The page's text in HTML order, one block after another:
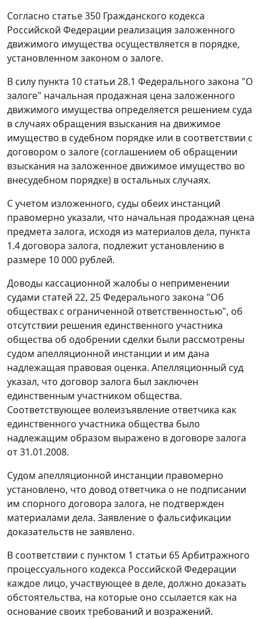
Согласно статье 350 Гражданского кодекса
Российской Федерации реализация заложенного
движимого имущества осуществляется в порядке,
установленном законом о залоге.
В силу пункта 10 статьи 28.1 Федерального закона "О
залоге" начальная продажная цена заложенного
движимого имущества определяется решением суда
в случаях обращения взыскания на движимое
имущество в судебном порядке или в соответствии с
договором о залоге (соглашением об обращении
взыскания на заложенное движимое имущество во
внесудебном порядке) в остальных случаях.
С учетом изложенного, суды обеих инстанций
правомерно указали, что начальная продажная цена
предмета залога, исходя из материалов дела, пункта
1.4 договора залога, подлежит установлению в
размере 10 000 рублей.
Доводы кассационной жалобы о неприменении
судами статей 22, 25Федерального закона "Об
обществах с ограниченной ответственностью", об
отсутствии решения единственного участника
общества об одобрении сделки были рассмотрены
судом апелляционной инстанции и им дана
надлежащая правовая оценка. Апелляционный суд
указал, что договор залога был заключен
единственным участником общества.
Соответствующее волеизъявление ответчика как
единственного участника общества было
надлежащим образом выражено в договоре залога
от 31.01.2008.
Судом апелляционной инстанции правомерно
установлено, что довод ответчика о не подписании
им спорного договора залога, не подтвержден
материалами дела. Заявление о фальсификации
доказательств не заявлено.
В соответствии с пунктом 1 статьи 65Арбитражного
процессуального кодекса Российской Федерации
каждое лицо, участвующее в деле, должно доказать
обстоятельства, на которые оно ссылается как на
основание своих требований и возражений.